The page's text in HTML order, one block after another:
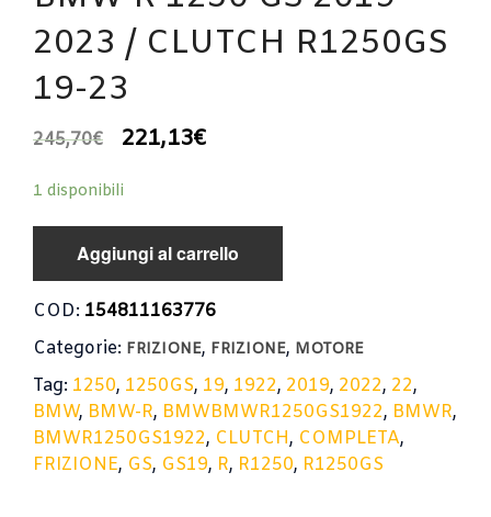
2023 / CLUTCH R1250GS
19-23
245,70€ 221,13€
1 disponibili
Aggiungi al carrello
COD: 154811163776
Categorie: FRIZIONE, FRIZIONE, MOTORE
Tag: 1250, 1250GS, 19, 1922, 2019, 2022, 22,
BMW, BMW-R, BMWBMWR1250GS1922, BMWR,
BMWR1250GS1922, CLUTCH, COMPLETA,
FRIZIONE, GS, GS19, R, R1250, R1250GS